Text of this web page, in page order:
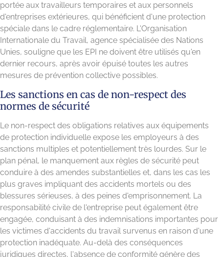
portée aux travailleurs temporaires et aux personnels
d'entreprises extérieures, qui bénéficient d'une protection
spéciale dans le cadre réglementaire. L'Organisation
Internationale du Travail, agence spécialisée des Nations
Unies, souligne que les EPI ne doivent être utilisés qu'en
dernier recours, après avoir épuisé toutes les autres
mesures de prévention collective possibles.
Les sanctions en cas de non-respect des
normes de sécurité
Le non-respect des obligations relatives aux équipements
de protection individuelle expose les employeurs à des
sanctions multiples et potentiellement très lourdes. Sur le
plan pénal, le manquement aux règles de sécurité peut
conduire à des amendes substantielles et, dans les cas les
plus graves impliquant des accidents mortels ou des
blessures sérieuses, à des peines d'emprisonnement. La
responsabilité civile de l'entreprise peut également être
engagée, conduisant à des indemnisations importantes pour
les victimes d'accidents du travail survenus en raison d'une
protection inadéquate. Au-delà des conséquences
juridiques directes, l'absence de conformité génère des